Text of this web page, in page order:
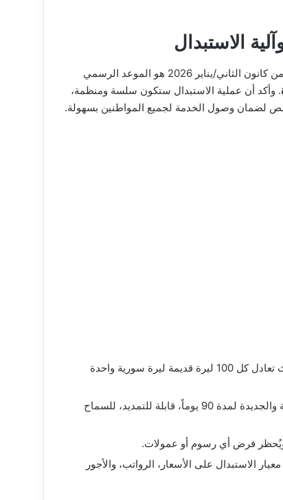
الاستبدال
سوريا المركزي، عبد القادر الحصرية، أن الأول من كانون الثاني/يناير 2026 هو الموعد الرسمي
. وأكد أن عملية الاستبدال ستكون سلسة ومنظمة،
سيتم حذف صفرين من العملة الحالية، بحيث تعادل كل 100 ليرة قديمة ليرة سورية واحدة
ستكون هناك فترة تعايش بين العملتين القديمة والجديدة لمدة 90 يوماً، قابلة للتمديد، للسماح
ويُحظر فرض أي رسوم أو عمولات.
الاستبدال على الأسعار، الرواتب، والأجور